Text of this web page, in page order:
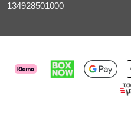
134928501000